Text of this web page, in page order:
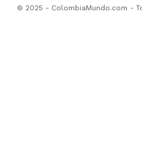
© 2025 - ColombiaMundo.com -